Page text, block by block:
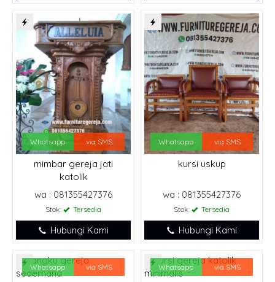
Whatsapp via SMS
mimbar gereja jati
katolik
wa : 081355427376
Stok: Tersedia
Hubungi Kami
Whatsapp via SMS
kursi uskup
wa : 081355427376
Stok: Tersedia
Hubungi Kami
Whatsapp via SMS Whatsapp via SMS